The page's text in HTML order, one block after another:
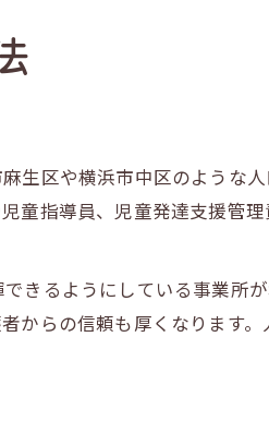
生区や横浜市中区のような
童指導員、児童発達支援管理
きるようにしている事業所
からの信頼も厚くなります。